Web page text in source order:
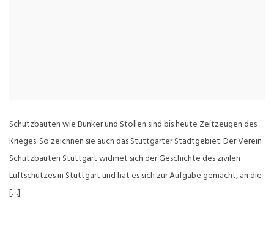
Schutzbauten wie Bunker und Stollen sind bis heute Zeitzeugen des
Krieges. So zeichnen sie auch das Stuttgarter Stadtgebiet. Der Verein
Schutzbauten Stuttgart widmet sich der Geschichte des zivilen
Luftschutzes in Stuttgart und hat es sich zur Aufgabe gemacht, an die
[…]